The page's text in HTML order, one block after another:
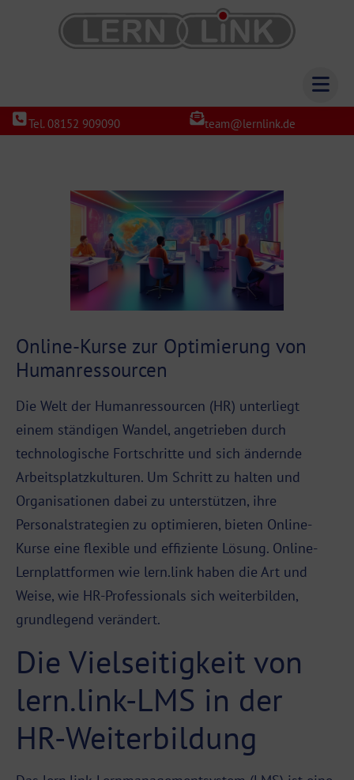
Tel. 08152 909090 team@lernlink.de
Online-Kurse zur Optimierung von
Humanressourcen
Die Welt der Humanressourcen (HR) unterliegt
einem ständigen Wandel, angetrieben durch
technologische Fortschritte und sich ändernde
Arbeitsplatzkulturen. Um Schritt zu halten und
Organisationen dabei zu unterstützen, ihre
Personalstrategien zu optimieren, bieten Online-
Kurse eine flexible und effiziente Lösung. Online-
Lernplattformen wie lern.link haben die Art und
Weise, wie HR-Professionals sich weiterbilden,
grundlegend verändert.
Die Vielseitigkeit von
lern.link-LMS in der
HR-Weiterbildung